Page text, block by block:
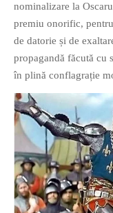
GloryBox.ro
Vreau-
PRIETENI DIN BREASLA
nominalizare la
premiu onorific,
de datorie și de
propagandă făcută cu
în plină conflagrație